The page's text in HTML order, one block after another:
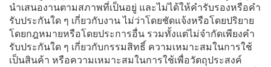
นำเสนองานตามสภาพที่เป็นอยู่ และไม่ได้ให้คำรับรองหรือคำ
รับประกันใด ๆ เกี่ยวกับงาน ไม่ว่าโดยชัดแจ้งหรือโดยปริยาย
โดยกฎหมายหรือโดยประการอื่น รวมทั้งแต่ไม่จำกัดเพียงคำ
รับประกันใด ๆ เกี่ยวกับกรรมสิทธิ์ ความเหมาะสมในการใช้
เป็นสินค้า หรือความเหมาะสมในการใช้เพื่อวัตถุประสงค์